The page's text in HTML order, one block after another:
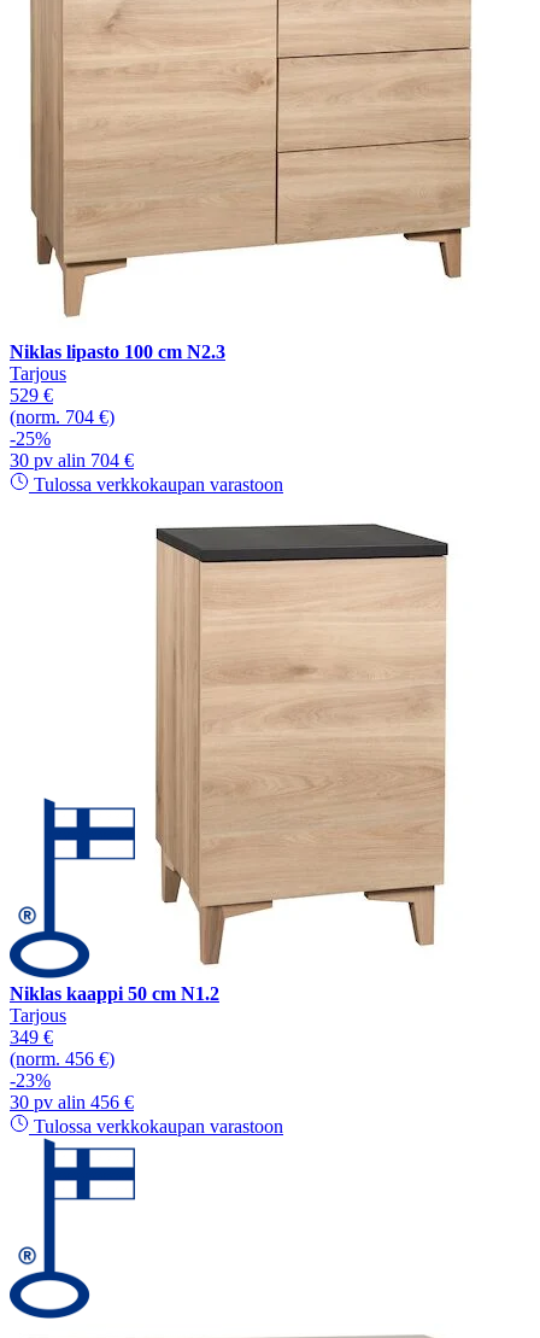
Niklas lipasto 100 cm N2.3
Tarjous
529 €
(norm. 704 €)
-25%
30 pv alin 704 €
Tulossa verkkokaupan varastoon
Niklas kaappi 50 cm N1.2
Tarjous
349 €
(norm. 456 €)
-23%
30 pv alin 456 €
Tulossa verkkokaupan varastoon